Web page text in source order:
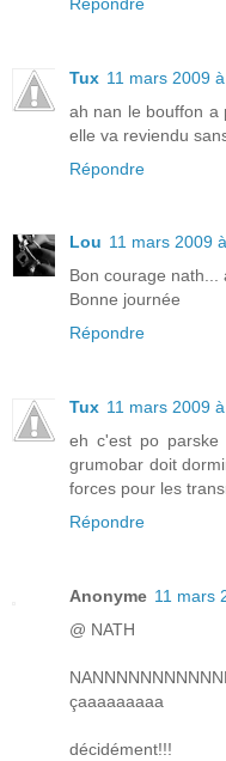
Tux 11 mars 2009
ah nan le bouffon a
elle va reviendu
Répondre
Lou 11 mars 2009
Bon courage nath...
Bonne journée
Répondre
Tux 11 mars 2009
eh c'est po
grumobar doit
forces pour les
Répondre
Anonyme 11 mars
@ NATH
çaaaaaaaaa
décidément!!!